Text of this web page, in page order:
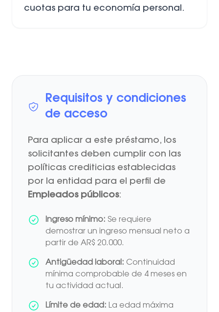
cuotas para tu economía personal.
Requisitos y condiciones
de acceso
Para aplicar a este préstamo, los
solicitantes deben cumplir con las
políticas crediticias establecidas
por la entidad para el perfil de
Empleados públicos:
Ingreso mínimo: Se requiere
demostrar un ingreso mensual neto a
partir de AR$ 20.000.
Antigüedad laboral: Continuidad
mínima comprobable de 4 meses en
tu actividad actual.
Límite de edad: La edad máxima